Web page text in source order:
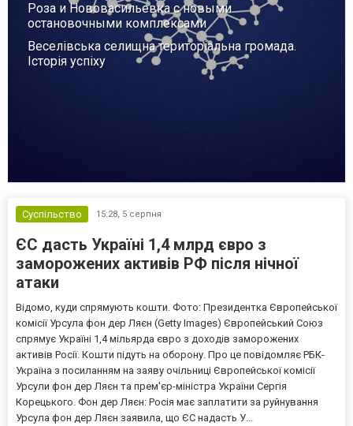
Роза и Нововасильевка с новыми
остановочными комплексами
Веселівська селищна територіальна громада.
Історія успіху
Суспільство 15:28, 5 серпня
ЄС дасть Україні 1,4 млрд євро з
заморожених активів РФ після нічної
атаки
Відомо, куди спрямують кошти. Фото: Президентка Європейської
комісії Урсула фон дер Ляєн (Getty Images) Європейський Союз
спрямує Україні 1,4 мільярда євро з доходів заморожених
активів Росії. Кошти підуть на оборону. Про це повідомляє РБК-
Україна з посиланням на заяву очільниці Європейської комісії
Урсули фон дер Ляєн та прем'єр-міністра України Сергія
Корецького. Фон дер Ляєн: Росія має заплатити за руйнування
Урсула фон дер Ляєн заявила, що ЄС надасть У...